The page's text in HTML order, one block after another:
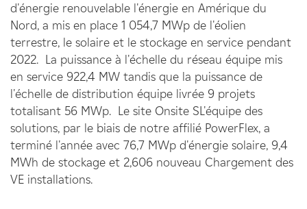
d'énergie renouvelable l'énergie en Amérique du
Nord, a mis en place 1 054,7 MWp de l'éolien
terrestre, le solaire et le stockage en service pendant
2022. La puissance à l'échelle du réseau équipe mis
en service 922,4 MW tandis que la puissance de
l'échelle de distribution équipe livrée 9 projets
totalisant 56 MWp. Le site Onsite SL'équipe des
solutions, par le biais de notre affilié PowerFlex, a
terminé l'année avec 76,7 MWp d'énergie solaire, 9,4
MWh de stockage et 2,606 nouveau Chargement des
VE installations.